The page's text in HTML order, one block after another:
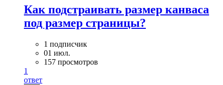
Как подстраивать размер канваса
под размер страницы?
1 подписчик
01 июл.
157 просмотров
1
ответ